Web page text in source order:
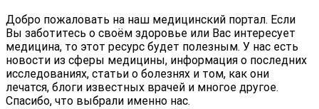
Добро пожаловать на наш медицинский портал. Если
Вы заботитесь о своём здоровье или Вас интересует
медицина, то этот ресурс будет полезным. У нас есть
новости из сферы медицины, информация о последних
исследованиях, статьи о болезнях и том, как они
лечатся, блоги известных врачей и многое другое.
Спасибо, что выбрали именно нас.